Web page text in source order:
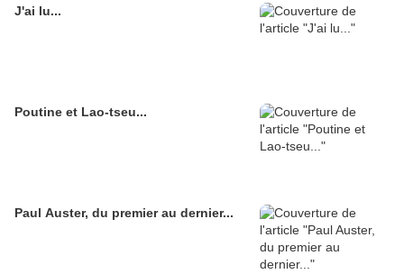
J'ai lu...
Poutine et Lao-tseu...
Paul Auster, du premier au dernier...